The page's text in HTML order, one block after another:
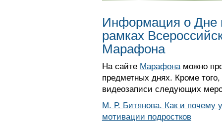
Информация о Дне
рамках
Марафона
На сайте Марафонаможно
предметных днях. Кроме
видеозаписи следующих
М. Р. Битянова. Как и почему
мотивации подростков